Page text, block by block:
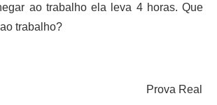
ao trabalho ela leva 4 horas. Que
trabalho?
Prova Real